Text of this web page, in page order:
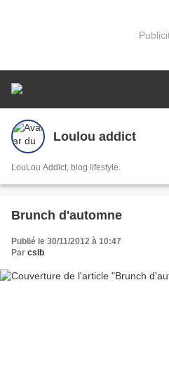
Loulou addict
LouLou Addict, blog lifestyle.
Brunch d'automne
Publié le 30/11/2012 à 10:47
Par cslb